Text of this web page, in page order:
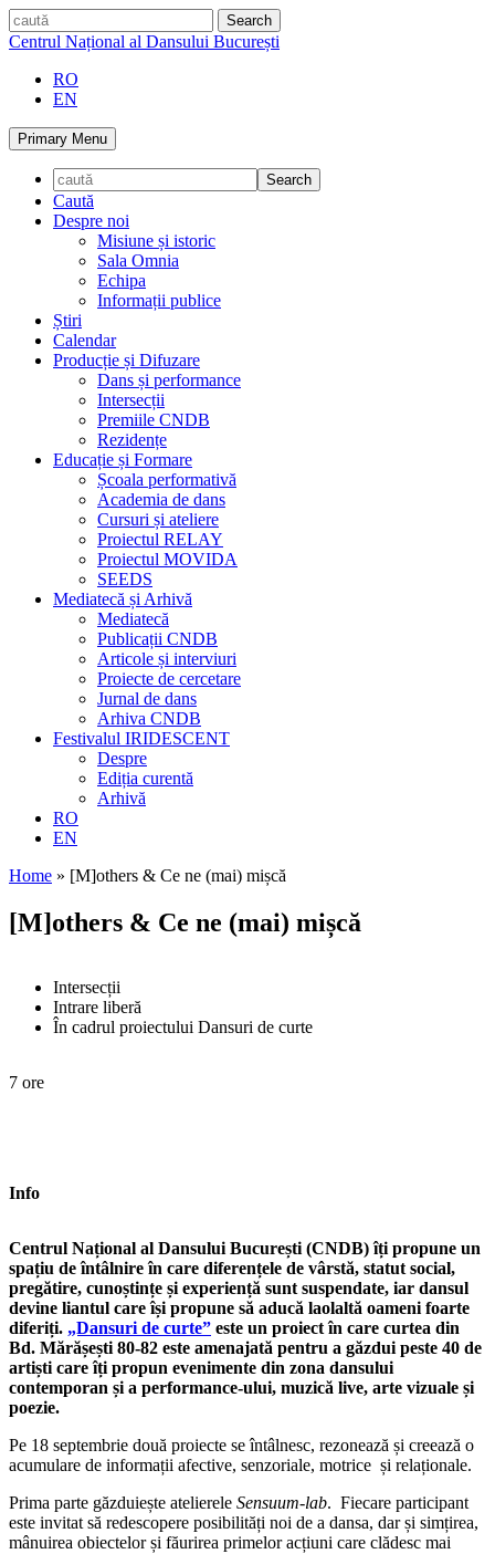
Skip
to
caută
Centrul Național al Dansului București
RO
EN
Primary Menu
Caută
Despre noi
Misiune și istoric
Sala Omnia
Echipa
Informații publice
Știri
Calendar
Producție și Difuzare
Dans și performance
Intersecții
Premiile CNDB
Rezidențe
Educație și Formare
Școala performativă
Academia de dans
Cursuri și ateliere
Proiectul RELAY
Proiectul MOVIDA
SEEDS
Mediatecă și Arhivă
Mediatecă
Publicații CNDB
Articole și interviuri
Proiecte de cercetare
Jurnal de dans
Arhiva CNDB
Festivalul IRIDESCENT
Despre
Ediția curentă
Arhivă
RO
EN
Home » [M]others & Ce ne (mai) mișcă
[M]others & Ce ne (mai) mișcă
Intersecții
Intrare liberă
În cadrul proiectului Dansuri de curte
7 ore
Info
Centrul Național al Dansului București (CNDB) îți propune un
spațiu de întâlnire în care diferențele de vârstă, statut social,
pregătire, cunoștințe și experiență sunt suspendate, iar dansul
devine liantul care își propune să aducă laolaltă oameni foarte
diferiți. „Dansuri de curte” este un proiect în care curtea din
Bd. Mărășești 80-82 este amenajată pentru a găzdui peste 40 de
artiști care îți propun evenimente din zona dansului
contemporan și a performance-ului, muzică live, arte vizuale și
poezie.
Pe 18 septembrie două proiecte se întâlnesc, rezonează și creează o
acumulare de informații afective, senzoriale, motrice și relaționale.
Prima parte găzduiește atelierele Sensuum-lab. Fiecare participant
este invitat să redescopere posibilități noi de a dansa, dar și simțirea,
mânuirea obiectelor și făurirea primelor acțiuni care clădesc mai